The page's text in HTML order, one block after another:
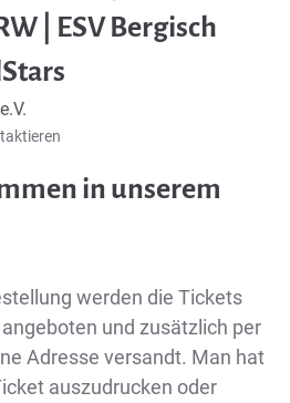
| ESV Bergisch
in unserem
werden die Tickets
und zusätzlich per
Adresse versandt. Man hat
auszudrucken oder